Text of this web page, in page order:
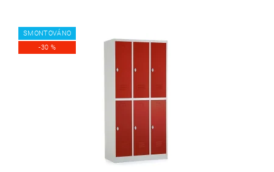
SMONTOVÁNO
-30 %